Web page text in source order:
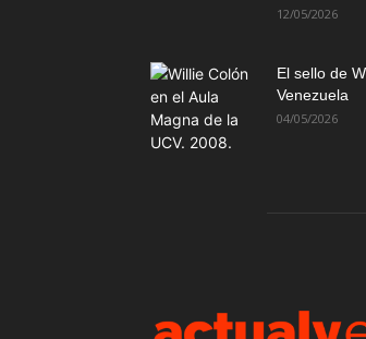
12/05/2026
El sello de
Venezuela
04/05/2026